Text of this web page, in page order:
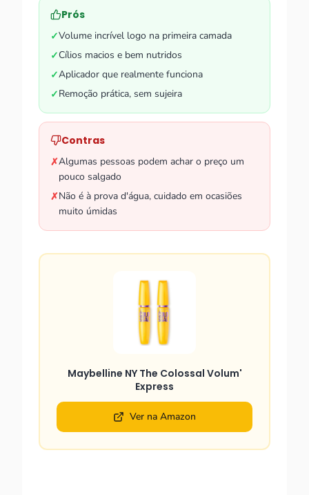
Prós
✓Volume incrível logo na primeira camada
✓Cílios macios e bem nutridos
✓Aplicador que realmente funciona
✓Remoção prática, sem sujeira
Contras
✗Algumas pessoas podem achar o preço um
pouco salgado
✗Não é à prova d'água, cuidado em ocasiões
muito úmidas
Maybelline NY The Colossal Volum'
Express
Ver na Amazon